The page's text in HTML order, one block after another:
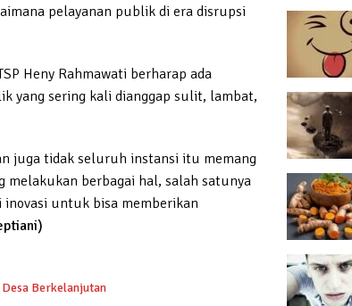
pelayanan publik di era disrupsi
Heny Rahmawati berharap ada
yang sering kali dianggap sulit, lambat,
juga tidak seluruh instansi itu memang
melakukan berbagai hal, salah satunya
inovasi untuk bisa memberikan
Berkelanjutan